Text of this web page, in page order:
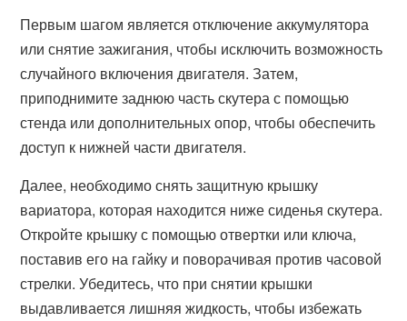
Первым шагом является отключение аккумулятора
или снятие зажигания, чтобы исключить возможность
случайного включения двигателя. Затем,
приподнимите заднюю часть скутера с помощью
стенда или дополнительных опор, чтобы обеспечить
доступ к нижней части двигателя.
Далее, необходимо снять защитную крышку
вариатора, которая находится ниже сиденья скутера.
Откройте крышку с помощью отвертки или ключа,
поставив его на гайку и поворачивая против часовой
стрелки. Убедитесь, что при снятии крышки
выдавливается лишняя жидкость, чтобы избежать